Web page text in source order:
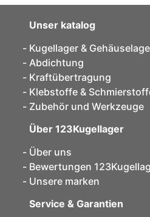
Unser katalog
Kugellager &
Abdichtung
Kraftübertragung
Klebstoffe &
Zubehör und Werkzeuge
Über 123Kugellager
Über uns
Bewertungen
Unsere marken
Service & Garantien